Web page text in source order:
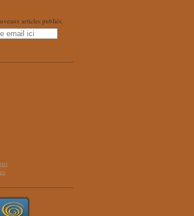
articles publiés.